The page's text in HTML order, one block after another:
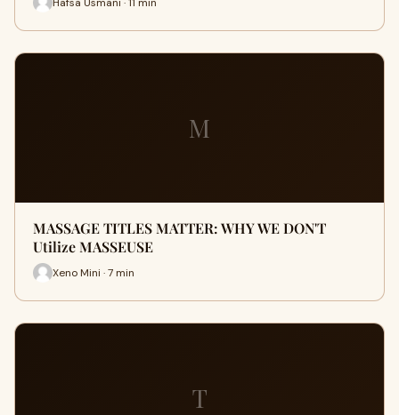
M
MASSAGE TITLES MATTER: WHY WE DON'T
Utilize MASSEUSE
Xeno Mini · 7 min
T